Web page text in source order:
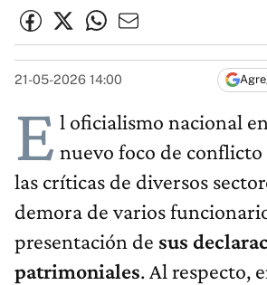
21-05-2026 14:00
E l oficialismo nacional
nuevo foco de
las críticas de diversos
demora de varios
presentación de sus
patrimoniales. Al respecto,